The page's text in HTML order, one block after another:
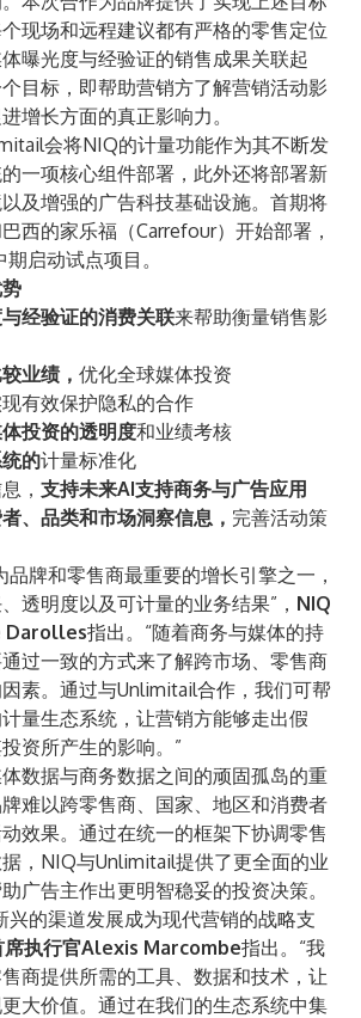
现场和远程建议都有严格的零售定位
曝光度与经验证的销售成果关联起
目标，即帮助营销方了解营销活动影
增长方面的真正影响力。
会将NIQ的计量功能作为其不断发
一项核心组件部署，此外还将部署新
及增强的广告科技基础设施。首期将
西的家乐福（Carrefour）开始部署，
启动试点项目。
经验证的消费关联来帮助衡量销售影
业绩， 优化全球媒体投资
有效保护隐私的合作
投资的透明度和业绩考核
的计量标准化
， 支持未来AI支持商务与广告应用
、品类和市场洞察信息， 完善活动策
品牌和零售商最重要的增长引擎之一，
透明度以及可计量的业务结果”， NIQ
Darolles指出。“随着商务与媒体的持
过一致的方式来了解跨市场、零售商
素。通过与Unlimitail合作，我们可帮
量生态系统，让营销方能够走出假
资所产生的影响。”
数据与商务数据之间的顽固孤岛的重
难以跨零售商、国家、地区和消费者
效果。通过在统一的框架下协调零售
，NIQ与Unlimitail提供了更全面的业
广告主作出更明智稳妥的投资决策。
兴的渠道发展成为现代营销的战略支
执行官Alexis Marcombe指出。“我
商提供所需的工具、数据和技术，让
大价值。通过在我们的生态系统中集